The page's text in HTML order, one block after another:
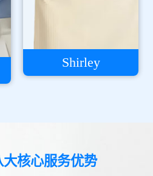
Shirley
大核心服务优势